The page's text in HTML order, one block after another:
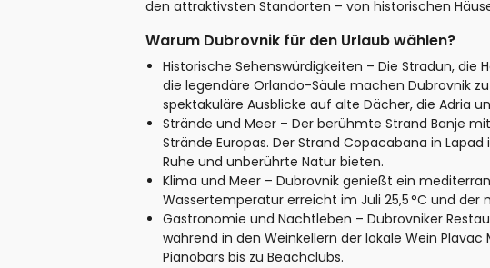
den attraktivsten Standorten – von historischen
Warum Dubrovnik für den Urlaub wählen?
Historische Sehenswürdigkeiten – Die Stradun, die
die legendäre Orlando-Säule machen Dubrovnik
spektakuläre Ausblicke auf alte Dächer, die Adria
Strände und Meer – Der berühmte Strand Banje
Strände Europas. Der Strand Copacabana in
Ruhe und unberührte Natur bieten.
Klima und Meer – Dubrovnik genießt ein
Wassertemperatur erreicht im Juli 25,5 °C und
Gastronomie und Nachtleben – Dubrovniker
während in den Weinkellern der lokale Wein
Pianobars bis zu Beachclubs.